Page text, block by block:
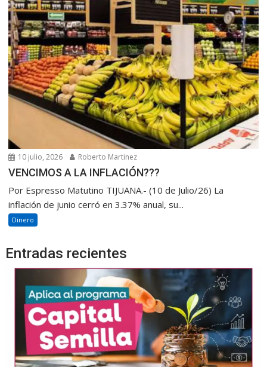
10 julio, 2026 Roberto Martinez
VENCIMOS A LA INFLACIÓN???
Por Espresso Matutino TIJUANA.- (10 de Julio/26) La
inflación de junio cerró en 3.37% anual, su...
Dinero
Entradas recientes